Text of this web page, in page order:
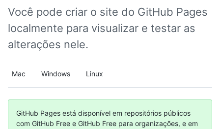
Você pode criar o site do GitHub Pages
localmente para visualizar e testar as
alterações nele.
Mac Windows Linux
GitHub Pages está disponível em repositórios públicos
com GitHub Free e GitHub Free para organizações, e em